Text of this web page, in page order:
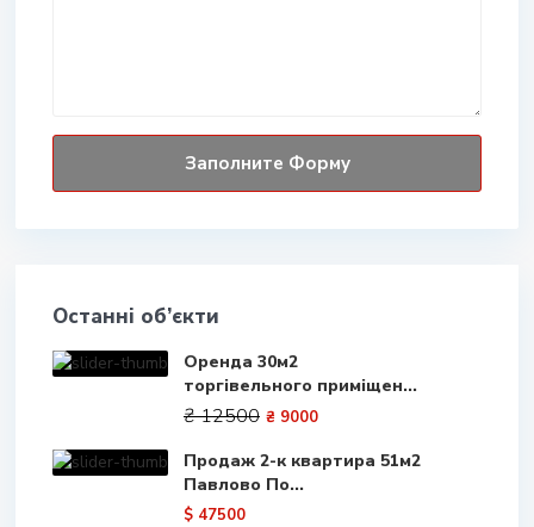
Останні об’єкти
Оренда 30м2
торгівельного приміщен...
₴ 12500 ₴ 9000
Продаж 2-к квартира 51м2
Павлово По...
$ 47500